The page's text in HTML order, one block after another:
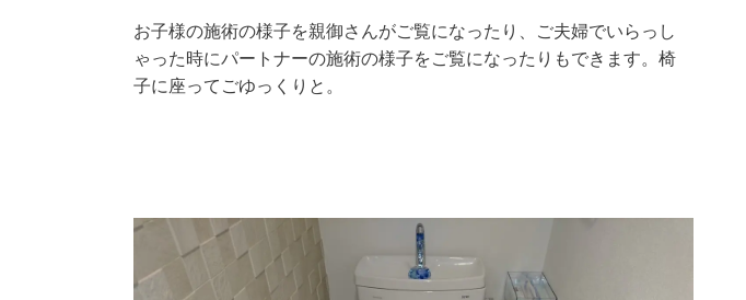
お子様の施術の様子を親御さんがご覧になったり、ご夫婦でいらっし
ゃった時にパートナーの施術の様子をご覧になったりもできます。椅
子に座ってごゆっくりと。